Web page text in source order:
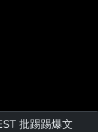
批踢踢爆文